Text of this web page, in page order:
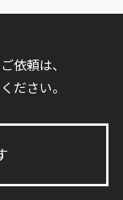
依頼は、
ださい。